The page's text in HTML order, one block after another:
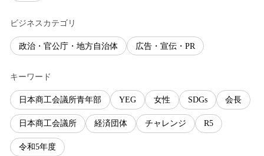
ビジネスカテゴリ
政治・官公庁・地方自治体 広告・宣伝・PR
キーワード
日本商工会議所青年部 YEG 女性 SDGs 会長
日本商工会議所 経済団体 チャレンジ R5
令和5年度